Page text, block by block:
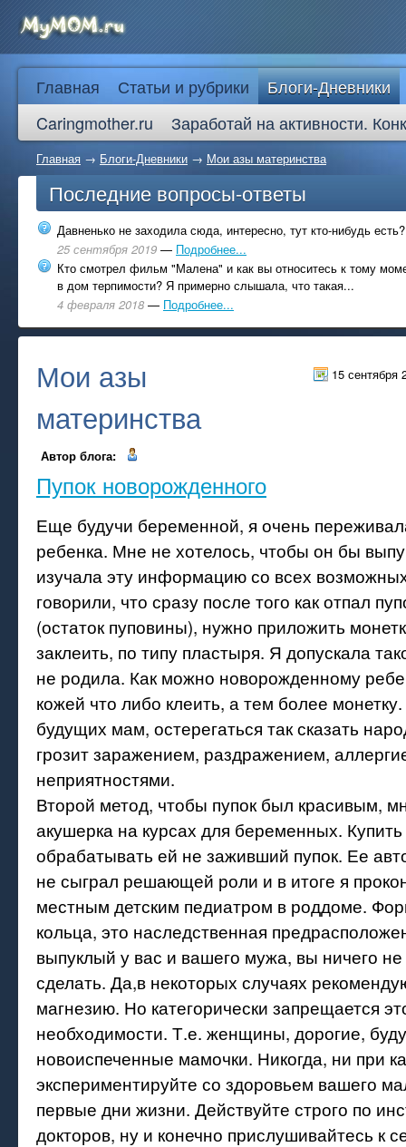
Главная Статьи и рубрики
Блоги-Дневники
Caringmother.ru
Заработай на активности.
Главная → Блоги-Дневники → Мои азы материнства
Последние вопросы-ответы
Давненько не заходила сюда, интересно, тут кто-нибудь есть?
25 сентября 2019 — Подробнее...
Кто смотрел фильм "Малена" и как вы относитесь к тому
в дом терпимости? Я примерно слышала, что такая...
4 февраля 2018 — Подробнее...
15 сентября
Мои азы
материнства
Автор блога:
Пупок новорожденного
Еще будучи беременной, я очень
ребенка. Мне не хотелось, чтобы он бы
изучала эту информацию со всех
говорили, что сразу после того как отпал
(остаток пуповины), нужно приложить
заклеить, по типу пластыря. Я допускала
не родила. Как можно новорожденному
кожей что либо клеить, а тем более
будущих мам, остерегаться так сказать
грозит заражением, раздражением,
неприятностями.
Второй метод, чтобы пупок был красивым,
акушерка на курсах для беременных.
обрабатывать ей не заживший пупок. Ее
не сыграл решающей роли и в итоге я
местным детским педиатром в роддоме.
кольца, это наследственная
выпуклый у вас и вашего мужа, вы ничего
сделать. Да,в некоторых случаях
магнезию. Но категорически запрещается
необходимости. Т.е. женщины, дорогие,
новоиспеченные мамочки. Никогда, ни при
экспериментируйте со здоровьем вашего
первые дни жизни. Действуйте строго по
докторов, ну и конечно прислушивайтесь к